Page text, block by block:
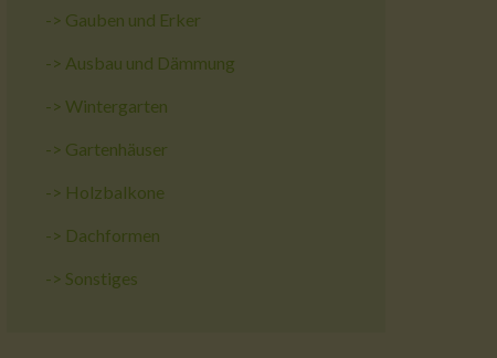
-> Gauben und Erker
-> Ausbau und Dämmung
-> Wintergarten
-> Gartenhäuser
-> Holzbalkone
-> Dachformen
-> Sonstiges